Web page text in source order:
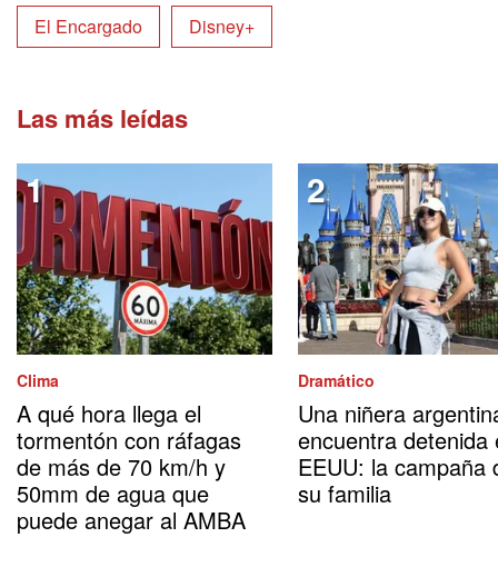
El Encargado Disney+
Las más leídas
Clima
A qué hora llega el
tormentón con ráfagas
de más de 70 km/h y
50mm de agua que
puede anegar al AMBA
Dramático
Una niñera
encuentra detenida
EEUU: la campaña
su familia